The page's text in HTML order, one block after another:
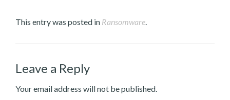
This entry was posted in Ransomware
Leave a Reply
Your email address will not be published.